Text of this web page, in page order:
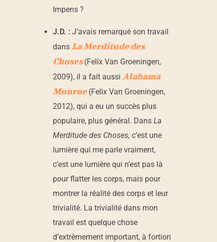
Impens ?
J.D. :J’avais remarqué son travail
dansLa Merditude des
Choses(Felix Van Groeningen,
2009), il a fait aussiAlabama
Monroe (Felix Van Groeningen,
2012), qui a eu un succès plus
populaire, plus général. DansLa
Merditude des Choses,c’est une
lumière qui me parle vraiment,
c’est une lumière qui n’est pas là
pour flatter les corps, mais pour
montrer la réalité des corps et leur
trivialité. La trivialité dans mon
travail est quelque chose
d’extrêmement important, à fortiori